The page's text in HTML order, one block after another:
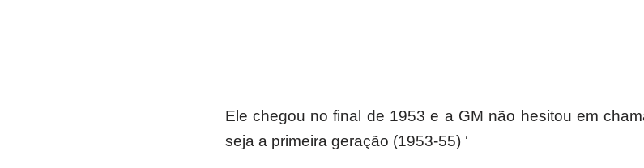
Ele chegou no final de 1953 e a GM não hesitou em
seja a primeira geração (1953-55) ‘